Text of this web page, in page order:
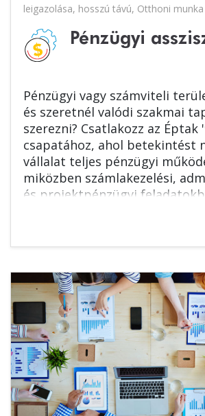
leigazolása, hosszú távú, Otthoni munka
Pénzügyi
Pénzügyi vagy számviteli
és szeretnél valódi szakmai
szerezni? Csatlakozz az Éptak
csapatához, ahol betekintést
vállalat teljes pénzügyi
miközben számlakezelési,
és projektpénzügyi